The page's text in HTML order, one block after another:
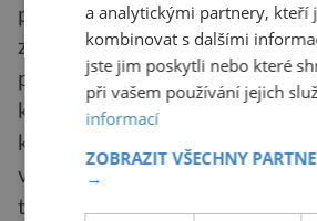
pokusech zjistili, že mozek žen
zasvěcen rozhodování,
prostorové orientaci. Mužský
klasickým stereotypům. Proto
kladou větší důraz na sex.
vnímají emoce a bolest. To je
tradičních neshod.
a analytickými partnery, kteří
kombinovat s dalšími
jste jim poskytli nebo které
při vašem používání jejich
informací
ZOBRAZIT VŠECHNY
→